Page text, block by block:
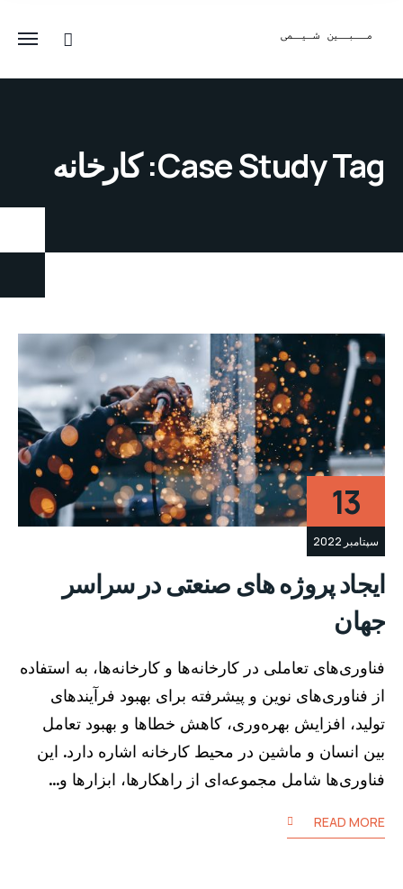
Case Study Tag: کارخانه
13
سپتامبر 2022
ایجاد پروژه های صنعتی در سراسر
جهان
فناوری‌های تعاملی در کارخانه‌ها و کارخانه‌ها، به استفاده
از فناوری‌های نوین و پیشرفته برای بهبود فرآیندهای
تولید، افزایش بهره‌وری، کاهش خطاها و بهبود تعامل
بین انسان و ماشین در محیط کارخانه اشاره دارد. این
فناوری‌ها شامل مجموعه‌ای از راهکارها، ابزارها و…
READ MORE